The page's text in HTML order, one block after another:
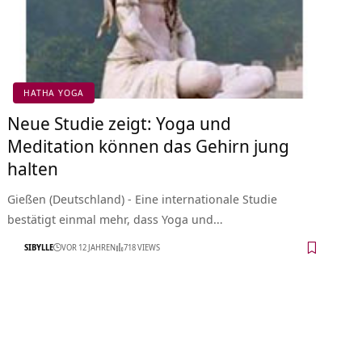
HATHA YOGA
Neue Studie zeigt: Yoga und
Meditation können das Gehirn jung
halten
Gießen (Deutschland) - Eine internationale Studie
bestätigt einmal mehr, dass Yoga und…
SIBYLLE VOR 12 JAHREN 718 VIEWS